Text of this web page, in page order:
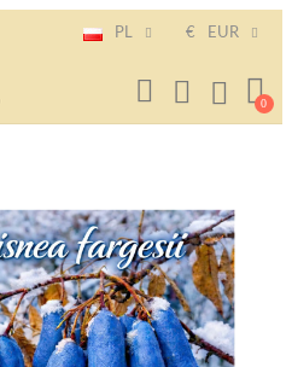
PL € EUR